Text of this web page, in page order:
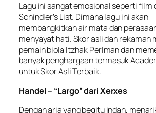
Lagu ini sangat emosional seperti film
Schindler’s List. Dimana lagu ini akan
membangkitkan air mata dan
menyayat hati. Skor asli dan rekaman
pemain biola Itzhak Perlman dan
banyak penghargaan termasuk
untuk Skor Asli Terbaik.
Handel – “Largo” dari Xerxes
Dengan aria yang begitu indah,